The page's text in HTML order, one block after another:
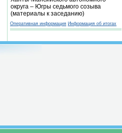
округа – Югры седьмого созыва
(материалы к заседанию)
Оперативная информация Информация об итогах